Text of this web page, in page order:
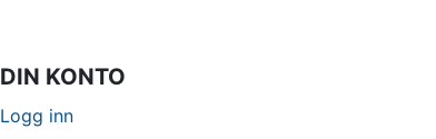
DIN KONTO
Logg inn